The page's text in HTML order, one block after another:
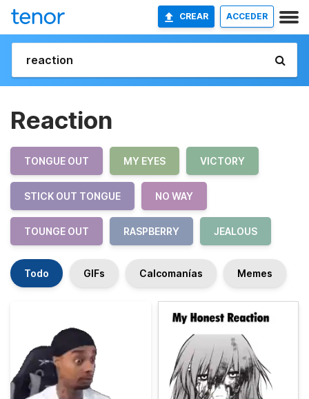
CREAR ACCEDER
Reaction
TONGUE OUT MY EYES VICTORY
STICK OUT TONGUE NO WAY
TOUNGE OUT RASPBERRY JEALOUS
Todo GIFs Calcomanías Memes